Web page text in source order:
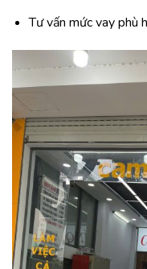
Tư vấn mức vay phù